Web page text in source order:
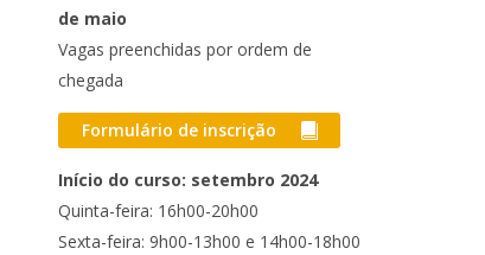
de maio
Vagas preenchidas por ordem de
chegada
Formulário de inscrição
Início do curso: setembro 2024
Quinta-feira: 16h00-20h00
Sexta-feira: 9h00-13h00 e 14h00-18h00